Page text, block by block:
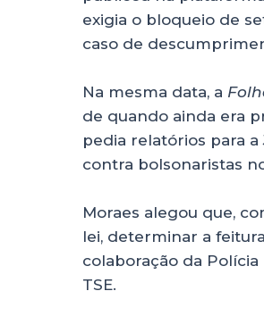
exigia o bloqueio de
caso de
Na mesma data, a
de quando ainda era
pedia relatórios para
contra bolsonaristas
Moraes alegou que,
lei, determinar a
colaboração da
TSE.